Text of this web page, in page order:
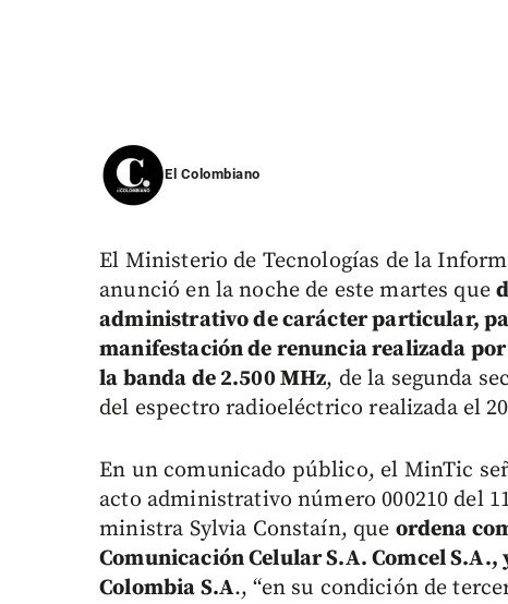
El Colombiano
El Ministerio de Tecnologías de la
anunció en la noche de este martes que
administrativo de carácter particular,
manifestación de renuncia realizada
la banda de 2.500 MHz, de la segunda
del espectro radioeléctrico realizada el
En un comunicado público, el MinTic
acto administrativo número 000210 del
ministra Sylvia Constaín, que ordena
Comunicación Celular S.A. Comcel
Colombia S.A., “en su condición de